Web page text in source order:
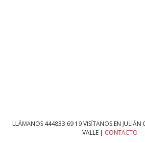
LLÁMANOS 444833 69 19VISÍTANOS EN JULIÁN
VALLE | CONTACTO